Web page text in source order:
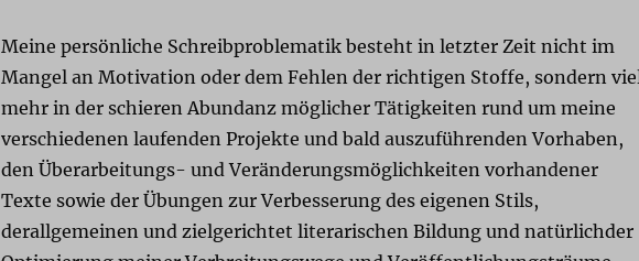
Meine persönliche Schreibproblematik besteht in letzter Zeit nicht im
Mangel an Motivation oder dem Fehlen der richtigen Stoffe, sondern
mehr in der schieren Abundanz möglicher Tätigkeiten rund um meine
verschiedenen laufenden Projekte und bald auszuführenden Vorhaben,
den Überarbeitungs- und Veränderungsmöglichkeiten vorhandener
Texte sowie der Übungen zur Verbesserung des eigenen Stils,
derallgemeinen und zielgerichtet literarischen Bildung und natürlichder